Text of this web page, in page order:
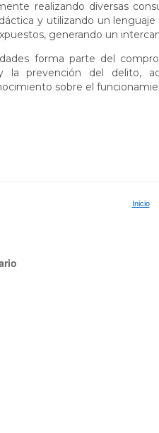
realizando diversas
y utilizando un
generando un
forma parte del
la prevención del delito,
sobre el
Inicio